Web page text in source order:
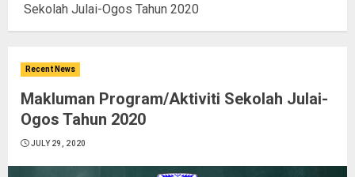
Sekolah Julai-Ogos Tahun 2020
Recent News
Makluman Program/Aktiviti Sekolah Julai-
Ogos Tahun 2020
JULY 29, 2020